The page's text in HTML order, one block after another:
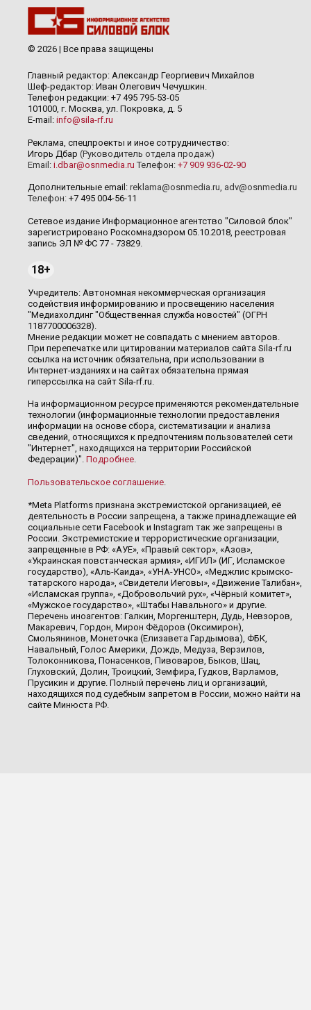
© 2026 | Все права защищены
Главный редактор: Александр Георгиевич Михайлов
Шеф-редактор: Иван Олегович Чечушкин.
Телефон редакции: +7 495 795-53-05
101000, г. Москва, ул. Покровка, д. 5
E-mail: info@sila-rf.ru
Реклама, спецпроекты и иное сотрудничество:
Игорь Дбар (Руководитель отдела продаж)
Email: i.dbar@osnmedia.ru Телефон: +7 909 936-02-90
Дополнительные email: reklama@osnmedia.ru, adv@osnmedia.ru
Телефон: +7 495 004-56-11
Сетевое издание Информационное агентство "Силовой блок"
зарегистрировано Роскомнадзором 05.10.2018, реестровая
запись ЭЛ № ФС 77 - 73829.
18+
Учредитель: Автономная некоммерческая организация
содействия информированию и просвещению населения
"Медиахолдинг "Общественная служба новостей" (ОГРН
1187700006328).
Мнение редакции может не совпадать с мнением авторов.
При перепечатке или цитировании материалов сайта Sila-rf.ru
ссылка на источник обязательна, при использовании в
Интернет-изданиях и на сайтах обязательна прямая
гиперссылка на сайт Sila-rf.ru.
На информационном ресурсе применяются рекомендательные
технологии (информационные технологии предоставления
информации на основе сбора, систематизации и анализа
сведений, относящихся к предпочтениям пользователей сети
"Интернет", находящихся на территории Российской
Федерации)". Подробнее.
Пользовательское соглашение.
*Meta Platforms признана экстремистской организацией, её
деятельность в России запрещена, а также принадлежащие ей
социальные сети Facebook и Instagram так же запрещены в
России. Экстремистские и террористические организации,
запрещенные в РФ: «АУЕ», «Правый сектор», «Азов»,
«Украинская повстанческая армия», «ИГИЛ» (ИГ, Исламское
государство), «Аль-Каида», «УНА-УНСО», «Меджлис крымско-
татарского народа», «Свидетели Иеговы», «Движение Талибан»,
«Исламская группа», «Добровольчий рух», «Чёрный комитет»,
«Мужское государство», «Штабы Навального» и другие.
Перечень иноагентов: Галкин, Моргенштерн, Дудь, Невзоров,
Макаревич, Гордон, Мирон Фёдоров (Оксимирон),
Смольянинов, Монеточка (Елизавета Гардымова), ФБК,
Навальный, Голос Америки, Дождь, Медуза, Верзилов,
Толоконникова, Понасенков, Пивоваров, Быков, Шац,
Глуховский, Долин, Троицкий, Земфира, Гудков, Варламов,
Прусикин и другие. Полный перечень лиц и организаций,
находящихся под судебным запретом в России, можно найти на
сайте Минюста РФ.